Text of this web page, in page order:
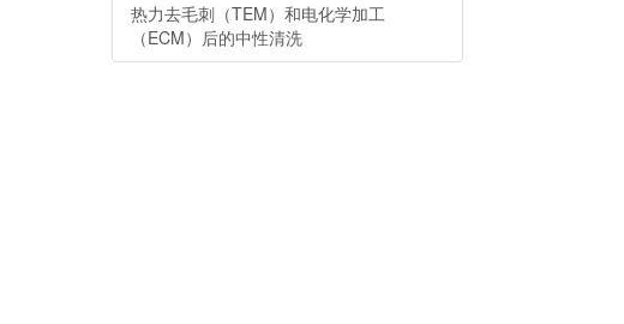
热力去毛刺（TEM）和电化学加工
（ECM）后的中性清洗